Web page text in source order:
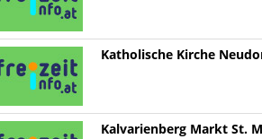
Katholische Kirche
Kalvarienberg Markt St.